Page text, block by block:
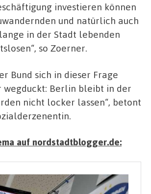
investieren können
und natürlich auch
in der Stadt lebenden
so Zoerner.
Bund sich in dieser Frage
wegduckt: Berlin bleibt in der
nicht locker lassen“, betont
auf nordstadtblogger.de: